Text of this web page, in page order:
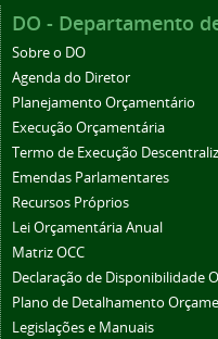
DO - Departamento
Sobre o DO
Agenda do Diretor
Planejamento Orçamentário
Execução Orçamentária
Termo de Execução
Emendas Parlamentares
Recursos Próprios
Lei Orçamentária Anual
Matriz OCC
Declaração de Disponibilidade
Plano de Detalhamento
Legislações e Manuais